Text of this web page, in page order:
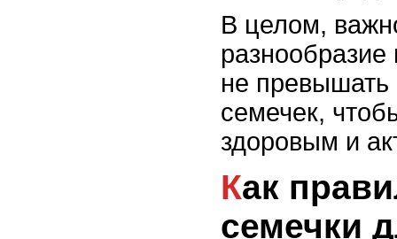
В целом,
не
семечек,
здоровым и
Как правильно выбрать
семечки